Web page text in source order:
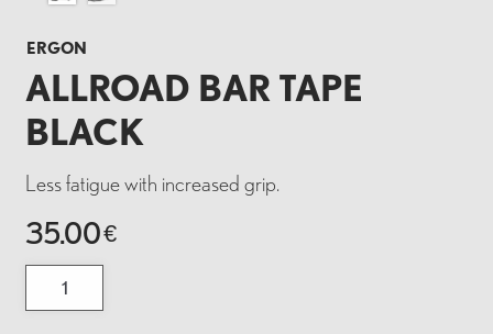
ERGON
ALLROAD BAR TAPE
BLACK
Less fatigue with increased grip.
35.00€
Allroad
Tape